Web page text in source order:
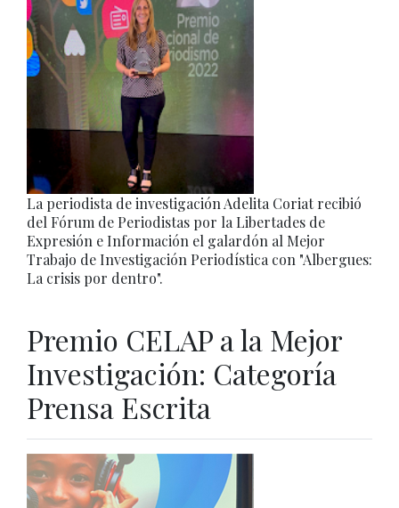
La periodista de investigación Adelita Coriat recibió
del Fórum de Periodistas por la Libertades de
Expresión e Información el galardón al Mejor
Trabajo de Investigación Periodística con "Albergues:
La crisis por dentro".
Premio CELAP a la Mejor
Investigación: Categoría
Prensa Escrita